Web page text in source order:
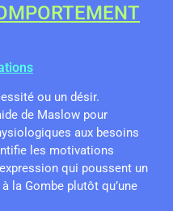
ou un désir.
de Maslow pour
aux besoins
les motivations
qui poussent un
la Gombe plutôt qu’une